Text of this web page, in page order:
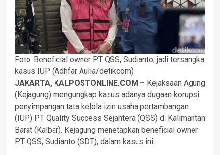
Foto: Beneficial owner PT QSS, Sudianto, jadi tersangka
kasus IUP (Adhfar Aulia/detikcom)
JAKARTA, KALPOSTONLINE.COM – Kejaksaan Agung
(Kejagung) mengungkap kasus adanya dugaan korupsi
penyimpangan tata kelola izin usaha pertambangan
(IUP) PT Quality Success Sejahtera (QSS) di Kalimantan
Barat (Kalbar). Kejagung menetapkan beneficial owner
PT QSS, Sudianto (SDT), dalam kasus ini.